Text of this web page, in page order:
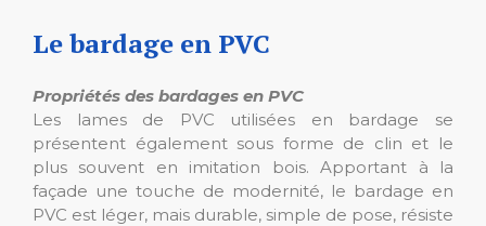
Le bardage en PVC
Propriétés des bardages en PVC
Les lames de PVC utilisées en bardage se
présentent également sous forme de clin et le
plus souvent en imitation bois. Apportant à la
façade une touche de modernité, le bardage en
PVC est léger, mais durable, simple de pose, résiste